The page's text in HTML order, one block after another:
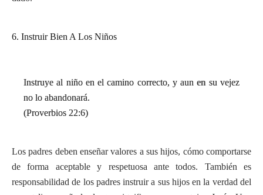
6. Instruir Bien A Los Niños
Instruye al niño en el camino correcto, y aun en su vejez
no lo abandonará.
(Proverbios 22:6)
Los padres deben enseñar valores a sus hijos, cómo comportarse
de forma aceptable y respetuosa ante todos. También es
responsabilidad de los padres instruir a sus hijos en la verdad del